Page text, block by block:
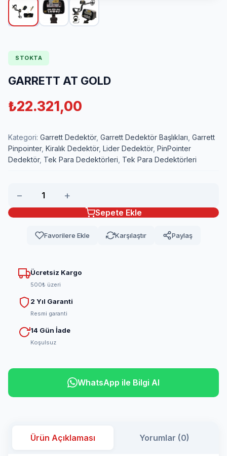
STOKTA
GARRETT AT GOLD
₺22.321,00
Kategori: Garrett Dedektör, Garrett Dedektör Başlıkları Garrett
Pinpointer, Kiralık Dedektör, Lider Dedektör, PinPointer
Dedektör, Tek Para Dedektörleri Tek Para Dedektörleri
− +
Sepete Ekle
Favorilere Ekle Karşılaştır Paylaş
Ücretsiz Kargo
500₺ üzeri
2 Yıl Garanti
Resmi garanti
14 Gün İade
Koşulsuz
WhatsApp ile Bilgi Al
Ürün Açıklaması Yorumlar (0)